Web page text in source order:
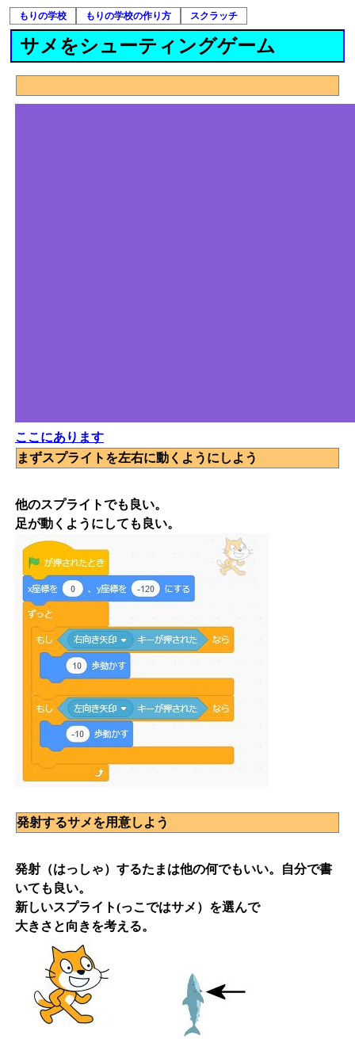
もりの学校 もりの学校の作り方 スクラッチ
サメをシューティングゲーム
ここにあります
まずスプライトを左右に動くようにしよう
他のスプライトでも良い。
足が動くようにしても良い。
発射するサメを用意しよう
発射（はっしゃ）するたまは他の何でもいい。自分で書
いても良い。
新しいスプライト(っこではサメ）を選んで
大きさと向きを考える。